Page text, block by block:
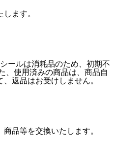
ます。
ールは消耗品のため、初期不
、使用済みの商品は、商品自
返品はお受けしません。
品等を交換いたします。